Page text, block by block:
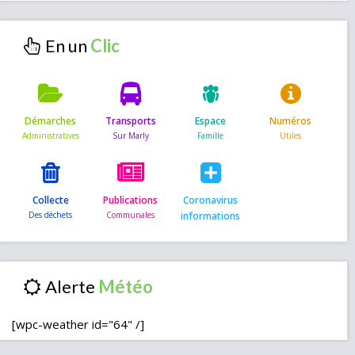
En un
Démarches Transports Espace Numéros
Collecte Publications
Coronavirus
informations
Alerte
[wpc-weather id="64" /]